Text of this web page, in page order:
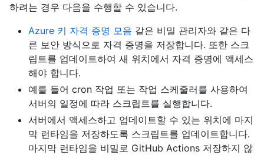
하려는 경우 다음을 수행할 수 있습니다.
Azure 키 자격 증명 모음 같은 비밀 관리자와 같은 다
른 보안 방식으로 자격 증명을 저장합니다. 또한 스크
립트를 업데이트하여 새 위치에서 자격 증명에 액세스
해야 합니다.
예를 들어 cron 작업 또는 작업 스케줄러를 사용하여
서버의 일정에 따라 스크립트를 실행합니다.
서버에서 액세스하고 업데이트할 수 있는 위치에 마지
막 런타임을 저장하도록 스크립트를 업데이트합니다.
마지막 런타임을 비밀로 GitHub Actions 저장하지 않